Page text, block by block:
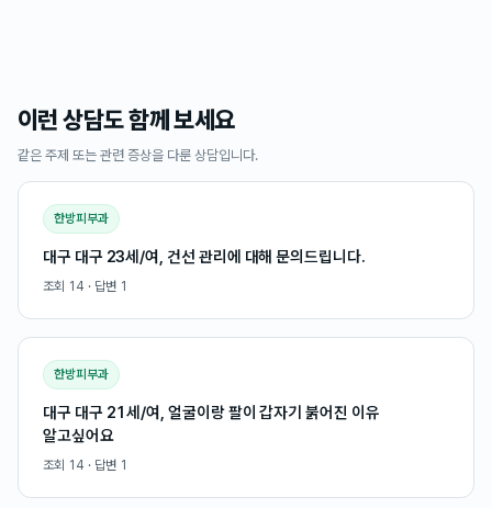
이런 상담도 함께 보세요
같은 주제 또는 관련 증상을 다룬 상담입니다.
한방피부과
대구 대구 23세/여, 건선 관리에 대해 문의드립니다.
조회 14 · 답변 1
한방피부과
대구 대구 21세/여, 얼굴이랑 팔이 갑자기 붉어진 이유
알고싶어요
조회 14 · 답변 1